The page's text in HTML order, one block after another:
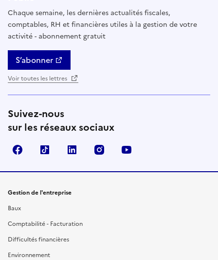
Chaque semaine, les dernières actualités fiscales,
comptables, RH et financières utiles à la gestion de votre
activité - abonnement gratuit
S’abonner
Voir toutes les lettres
Suivez-nous
sur les réseaux sociaux
FacebookTikTok Linkedin Instagram
Gestion de l'entreprise
Baux
Comptabilité - Facturation
Difficultés financières
Environnement